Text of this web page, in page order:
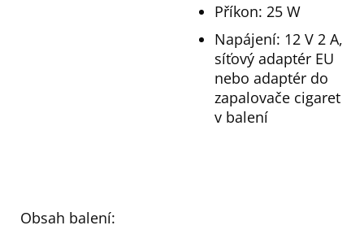
Příkon: 25 W
Napájení: 12 V 2 A,
síťový adaptér EU
nebo adaptér do
zapalovače cigaret
v balení
Obsah balení: